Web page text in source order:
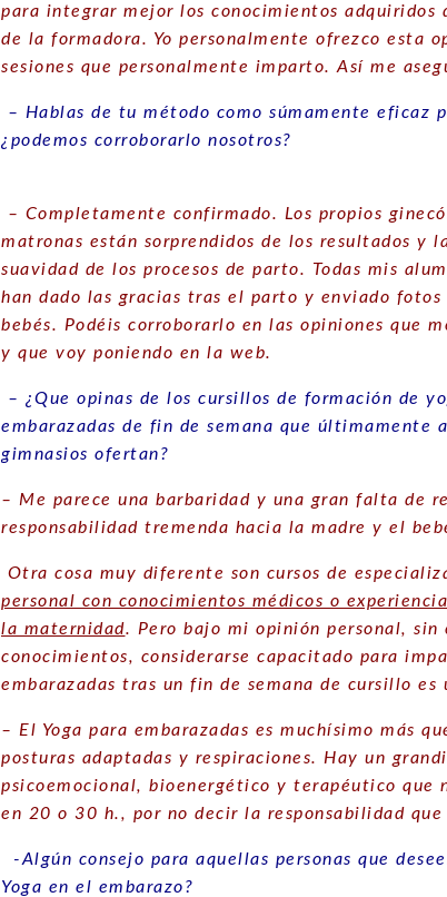
para integrar mejor los conocimientos adquiridos
de la formadora. Yo personalmente ofrezco esta
sesiones que personalmente imparto. Así me
– Hablas de tu método como súmamente eficaz
¿podemos corroborarlo nosotros?
– Completamente confirmado. Los propios
matronas están sorprendidos de los resultados y
suavidad de los procesos de parto. Todas mis
han dado las gracias tras el parto y enviado fotos
bebés. Podéis corroborarlo en las opiniones que
y que voy poniendo en la web.
– ¿Que opinas de los cursillos de formación de
embarazadas de fin de semana que últimamente
gimnasios ofertan?
– Me parece una barbaridad y una gran falta de
responsabilidad tremenda hacia la madre y el
Otra cosa muy diferente son cursos de
personal con conocimientos médicos o
la maternidad. Pero bajo mi opinión personal, sin
conocimientos, considerarse capacitado para
embarazadas tras un fin de semana de cursillo es
– El Yoga para embarazadas es muchísimo más
posturas adaptadas y respiraciones. Hay un
psicoemocional, bioenergético y terapéutico que
en 20 o 30 h., por no decir la responsabilidad que
-Algún consejo para aquellas personas que
Yoga en el embarazo?